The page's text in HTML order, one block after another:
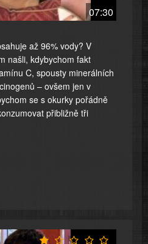
07:30
až 96% vody? V
našli, kdybychom fakt
C, spousty minerálních
– ovšem jen v
se s okurky pořádně
přibližně tři